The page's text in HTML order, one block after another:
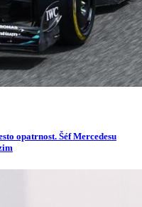
opatrnost. Šéf Mercedesu